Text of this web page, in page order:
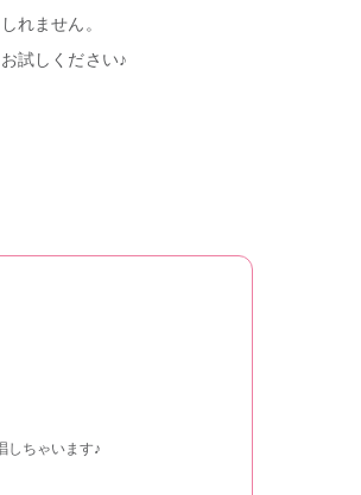
れません。
試しください♪
しちゃいます♪